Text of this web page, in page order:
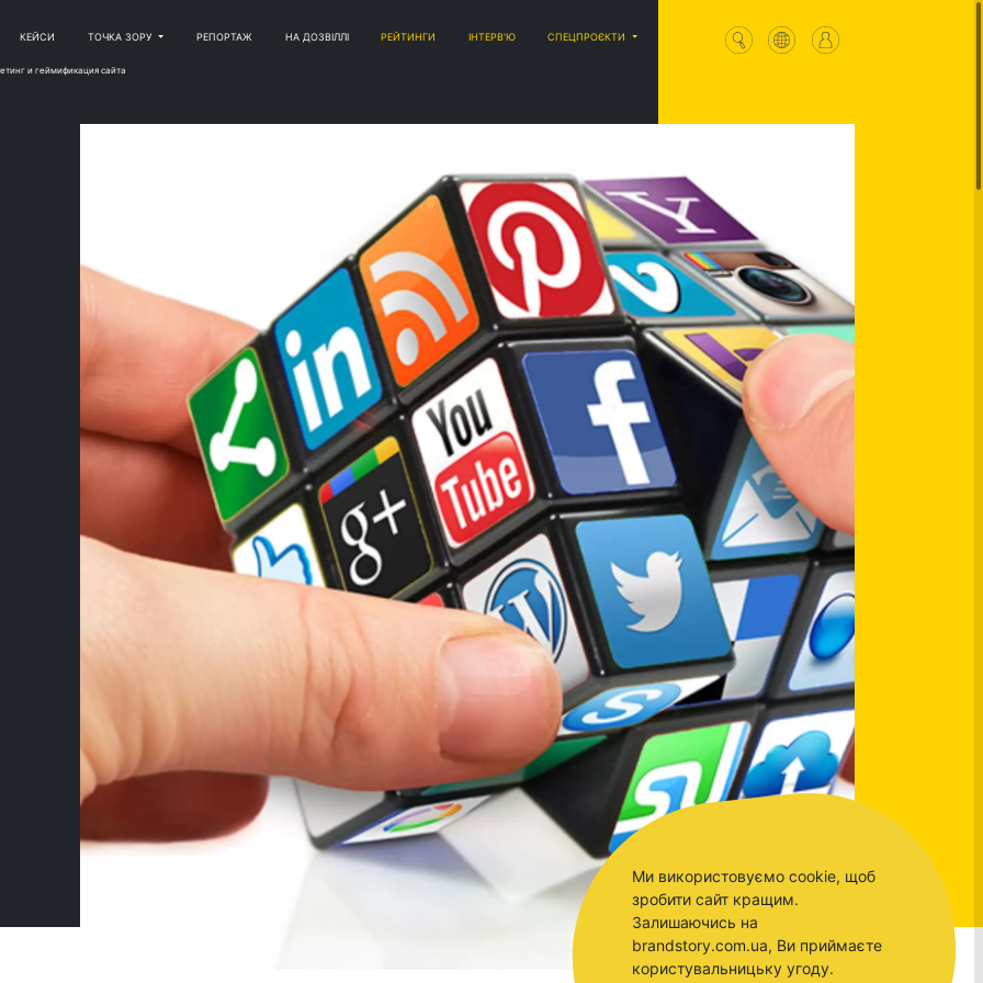
КЕЙСИ ТОЧКА ЗОРУ РЕПОРТАЖ НА ДОЗВІЛЛІ РЕЙТИНГИ ІНТЕРВ'Ю СПЕЦПРОЄКТИ
и геймификация сайта
Ми використовуємо cookie, щоб
зробити сайт кращим.
Залишаючись на
brandstory.com.ua, Ви приймаєте
користувальницьку угоду.